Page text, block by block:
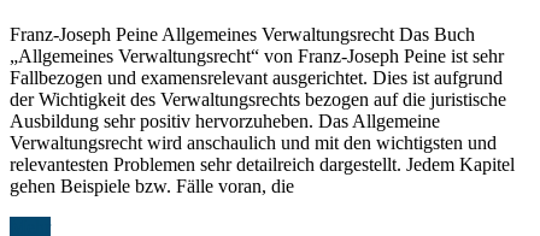
Franz-Joseph Peine Allgemeines Verwaltungsrecht Das Buch
„Allgemeines Verwaltungsrecht“ von Franz-Joseph Peine ist sehr
Fallbezogen und examensrelevant ausgerichtet. Dies ist aufgrund
der Wichtigkeit des Verwaltungsrechts bezogen auf die juristische
Ausbildung sehr positiv hervorzuheben. Das Allgemeine
Verwaltungsrecht wird anschaulich und mit den wichtigsten und
relevantesten Problemen sehr detailreich dargestellt. Jedem Kapitel
gehen Beispiele bzw. Fälle voran, die